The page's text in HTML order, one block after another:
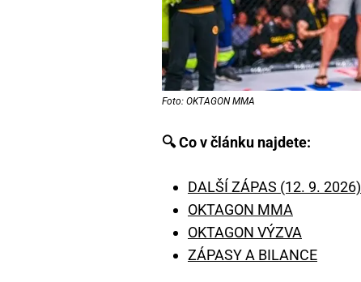
Foto: OKTAGON MMA
🔍 Co v článku najdete:
DALŠÍ ZÁPAS (12. 9. 2026)
OKTAGON MMA
OKTAGON VÝZVA
ZÁPASY A BILANCE